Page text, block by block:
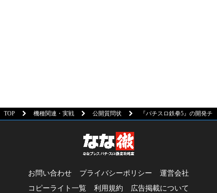
TOP 機種関連・実戦 公開質問状 『パチスロ鉄拳5』の開発
お問い合わせ プライバシーポリシー
運営会社
コピーライト一覧
利用規約 広告掲載について